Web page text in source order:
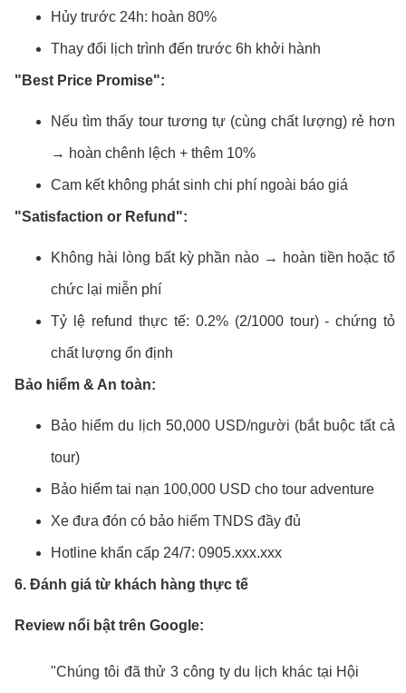
Hủy trước 24h: hoàn 80%
Thay đổi lịch trình đến trước 6h khởi hành
"Best Price Promise":
Nếu tìm thấy tour tương tự (cùng chất lượng) rẻ hơn
→ hoàn chênh lệch + thêm 10%
Cam kết không phát sinh chi phí ngoài báo giá
"Satisfaction or Refund":
Không hài lòng bất kỳ phần nào → hoàn tiền hoặc tổ
chức lại miễn phí
Tỷ lệ refund thực tế: 0.2% (2/1000 tour) - chứng tỏ
chất lượng ổn định
Bảo hiểm & An toàn:
Bảo hiểm du lịch 50,000 USD/người (bắt buộc tất cả
tour)
Bảo hiểm tai nạn 100,000 USD cho tour adventure
Xe đưa đón có bảo hiểm TNDS đầy đủ
Hotline khẩn cấp 24/7: 0905.xxx.xxx
6. Đánh giá từ khách hàng thực tế
Review nổi bật trên Google:
"Chúng tôi đã thử 3 công ty du lịch khác tại Hội